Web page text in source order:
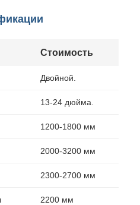
Стоимость
Двойной.
13-24 дюйма.
1200-1800 мм
2000-3200 мм
2300-2700 мм
2200 мм